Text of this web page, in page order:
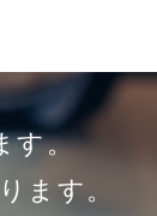
す。
ます。